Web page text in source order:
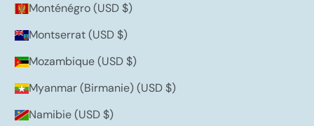
Monténégro (USD $)
Montserrat (USD $)
Mozambique (USD $)
Myanmar (Birmanie) (USD $)
Namibie (USD $)